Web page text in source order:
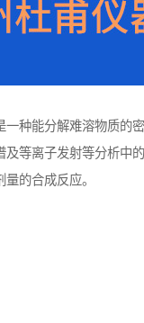
一种能分解难溶物质的
及等离子发射等分析中
的合成反应。